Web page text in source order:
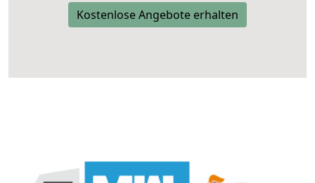
Kostenlose Angebote erhalten